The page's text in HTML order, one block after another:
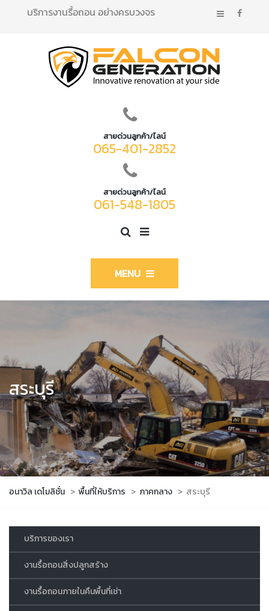
บริการงานรื้อถอน อย่างครบวงจร
สายด่วนลูกค้า/ไลน์
065-401-2852
สายด่วนลูกค้า/ไลน์
061-548-1805
MENU
สระบุรี
อนาวิล เดโมลิชั่น > พื้นที่ให้บริการ > ภาคกลาง > สระบุรี
บริการของเรา
งานรื้อถอนสิ่งปลูกสร้าง
งานรื้อถอนภายในคืนพื้นที่เช่า